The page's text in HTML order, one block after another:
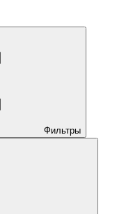
Фильтры